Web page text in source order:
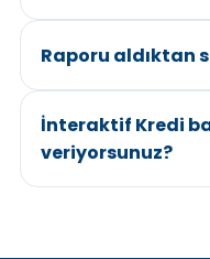
Raporu aldıktan
İnteraktif Kredi
veriyorsunuz?